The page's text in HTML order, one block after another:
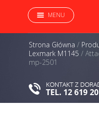
MENU
Strona Główna /
Lexmark M1145 /
mp-2501